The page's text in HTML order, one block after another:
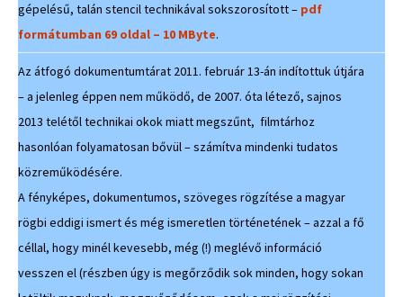
gépelésű, talán stencil technikával sokszorosított – pdf
formátumban 69 oldal – 10 MByte.
Az átfogó dokumentumtárat 2011. február 13-án indítottuk útjára
– a jelenleg éppen nem működő, de 2007. óta létező, sajnos
2013 telétől technikai okok miatt megszűnt, filmtárhoz
hasonlóan folyamatosan bővül – számítva mindenki tudatos
közreműködésére.
A fényképes, dokumentumos, szöveges rögzítése a magyar
rögbi eddigi ismert és még ismeretlen történetének – azzal a fő
céllal, hogy minél kevesebb, még (!) meglévő információ
vesszen el (részben úgy is megőrződik sok minden, hogy sokan